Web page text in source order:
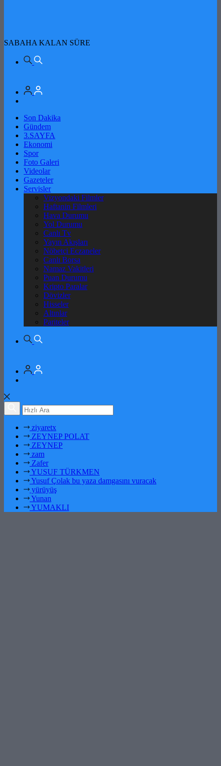
SABAHA KALAN SÜRE
Son Dakika
Gündem
3.SAYFA
Ekonomi
Spor
Foto Galeri
Videolar
Gazeteler
Servisler
Vizyondaki Filmler
Haftanin Filmleri
Hava Durumu
Yol Durumu
Canlı Tv
Yayın Akışları
Nöbetçi Eczaneler
Canlı Borsa
Namaz Vakitleri
Puan Durumu
Kripto Paralar
Dövizler
Hisseler
Altınlar
Pariteler
ziyaretx
ZEYNEP POLAT
ZEYNEP
zam
Zafer
YUSUF TÜRKMEN
Yusuf Çolak bu yaza damgasını vuracak
yürüyüş
Yunan
YUMAKLI